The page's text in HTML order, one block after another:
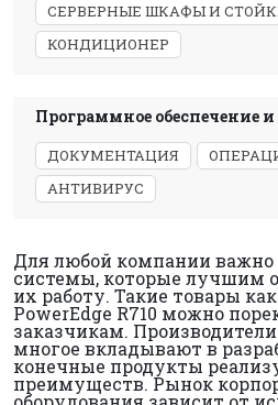
СЕРВЕРНЫЕ ШКАФЫ И
КОНДИЦИОНЕР
Программное обеспечение
ДОКУМЕНТАЦИЯ
АНТИВИРУС
Для любой компании важно
системы, которые лучшим
их работу. Такие товары
PowerEdge R710 можно
заказчикам.
многое вкладывают в
конечные продукты
преимуществ. Рынок